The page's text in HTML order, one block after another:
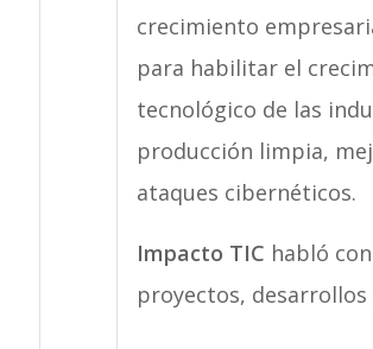
crecimiento
para habilitar el
tecnológico de las
producción limpia,
ataques cibernéticos.
Impacto TIC habló con
proyectos,